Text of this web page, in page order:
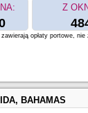
Z
opłaty portowe,
BAHAMAS